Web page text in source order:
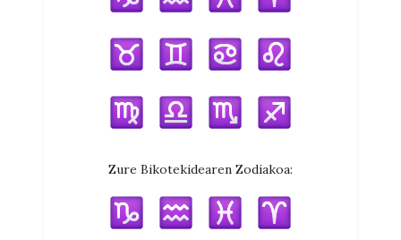
Zure Bikotekidearen Zodiakoa: